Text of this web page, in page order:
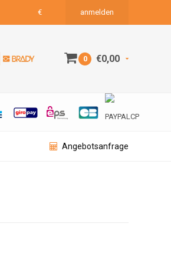
€ anmelden
0 €0,00
Angebotsanfrage